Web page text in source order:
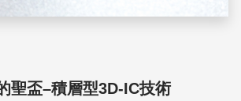
聖盃–積層型3D-IC技術